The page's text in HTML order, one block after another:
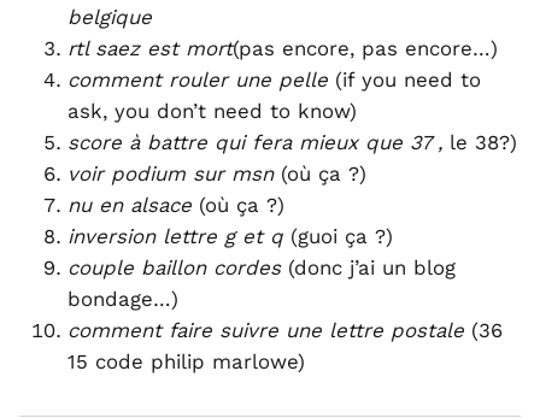
belgique
rtl saez est mort(pas encore, pas encore…)
comment rouler une pelle (if you need to
ask, you don’t need to know)
score à battre qui fera mieux que 37 , le 38?)
voir podium sur msn(où ça ?)
nu en alsace (où ça ?)
inversion lettre g et q (guoi ça ?)
couple baillon cordes(donc j’ai un blog
bondage…)
comment faire suivre une lettre postale (36
15 code philip marlowe)